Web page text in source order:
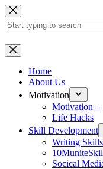
Skip
to
content
No
results
Home
About Us
Motivation
Motivation –
Life Hacks
Skill Development
Writing Skills
Socical